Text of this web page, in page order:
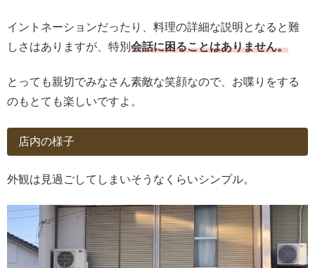
イントネーションだったり、料理の詳細な説明となると難
しさはありますが、特別 会話に困ることはありません。
とっても親切でみなさん素敵な笑顔なので、お喋りをする
のもとても楽しいですよ。
店内の様子
外観は見過ごしてしまいそうなくらいシンプル。